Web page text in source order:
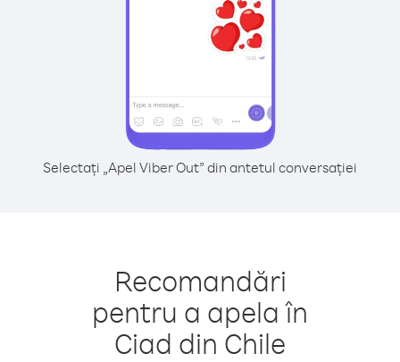
Selectați „Apel Viber Out” din antetul conversației
Recomandări
pentru a apela în
Ciad din Chile